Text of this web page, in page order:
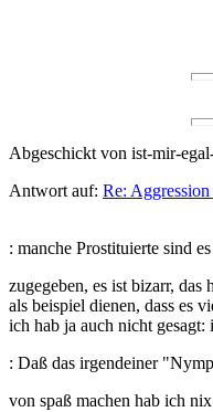
Abgeschickt von ist-mir-
Antwort auf: Re:
: manche Prostituierte sind
zugegeben, es ist bizarr,
als beispiel dienen, dass es
ich hab ja auch nicht gesagt:
: Daß das irgendeiner
von spaß machen hab ich nix